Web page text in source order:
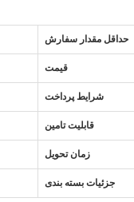
حداقل مقدار سفارش
قیمت
شرایط پرداخت
قابلیت تامین
زمان تحویل
جزئیات بسته بندی